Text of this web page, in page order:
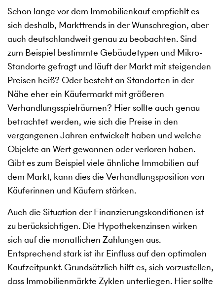
Schon lange vor dem Immobilienkauf empfiehlt es
sich deshalb, Markttrends in der Wunschregion, aber
auch deutschlandweit genau zu beobachten. Sind
zum Beispiel bestimmte Gebäudetypen und Mikro-
Standorte gefragt und läuft der Markt mit steigenden
Preisen heiß? Oder besteht an Standorten in der
Nähe eher ein Käufermarkt mit größeren
Verhandlungsspielräumen? Hier sollte auch genau
betrachtet werden, wie sich die Preise in den
vergangenen Jahren entwickelt haben und welche
Objekte an Wert gewonnen oder verloren haben.
Gibt es zum Beispiel viele ähnliche Immobilien auf
dem Markt, kann dies die Verhandlungsposition von
Käuferinnen und Käufern stärken.
Auch die Situation der Finanzierungskonditionen ist
zu berücksichtigen. Die Hypothekenzinsen wirken
sich auf die monatlichen Zahlungen aus.
Entsprechend stark ist ihr Einfluss auf den optimalen
Kaufzeitpunkt. Grundsätzlich hilft es, sich vorzustellen,
dass Immobilienmärkte Zyklen unterliegen. Hier sollte